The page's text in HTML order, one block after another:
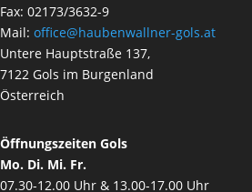
Fax: 02173/3632-9
Mail: office@haubenwallner-gols.at
Untere Hauptstraße 137,
7122 Gols im Burgenland
Österreich
Öffnungszeiten Gols
Mo. Di. Mi. Fr.
07.30-12.00 Uhr & 13.00-17.00 Uhr